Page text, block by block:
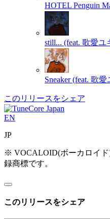
HOTEL Penguin
still... (feat. 歌愛ユ
Sneaker (feat. 歌
このリリースをシェア
EN
JP
※ VOCALOID(ボーカロイ
録商標です。
このリリースをシェア